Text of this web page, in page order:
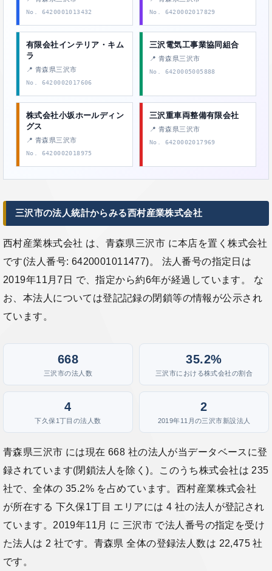
No. 6420001013432 No. 6420002017829
有限会社インテリア・キム
ラ
📍 青森県三沢市
No. 6420002017606
三沢電気工事業協同組合
📍 青森県三沢市
No. 6420005005888
株式会社小坂ホールディン
グス
📍 青森県三沢市
No. 6420002018975
三沢重車両整備有限会社
📍 青森県三沢市
No. 6420002017969
三沢市の法人統計からみる西村産業株式会社
西村産業株式会社 は、青森県三沢市 に本店を置く株式会社
です(法人番号: 6420001011477)。 法人番号の指定日は
2019年11月7日 で、指定から約6年が経過しています。 な
お、本法人については登記記録の閉鎖等の情報が公示され
ています。
668
三沢市の法人数
35.2%
三沢市における株式会社の割合
4
下久保1丁目の法人数
2
2019年11月の三沢市新設法人
青森県三沢市 には現在 668 社の法人が当データベースに登
録されています(閉鎖法人を除く)。このうち株式会社は 235
社で、全体の 35.2% を占めています。西村産業株式会社
が所在する 下久保1丁目 エリアには 4 社の法人が登記され
ています。2019年11月 に 三沢市 で法人番号の指定を受け
た法人は 2 社です。青森県 全体の登録法人数は 22,475 社
です。